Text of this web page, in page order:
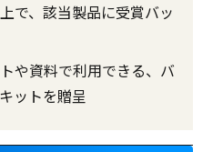
で、該当製品に受賞バッ
や資料で利用できる、バ
ットを贈呈